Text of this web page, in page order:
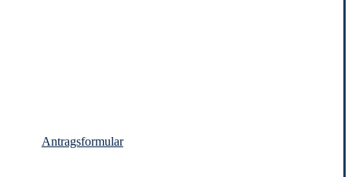
Antragsformular